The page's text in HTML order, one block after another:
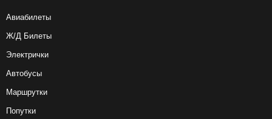
Авиабилеты
Ж/Д Билеты
Электрички
Автобусы
Маршрутки
Попутки